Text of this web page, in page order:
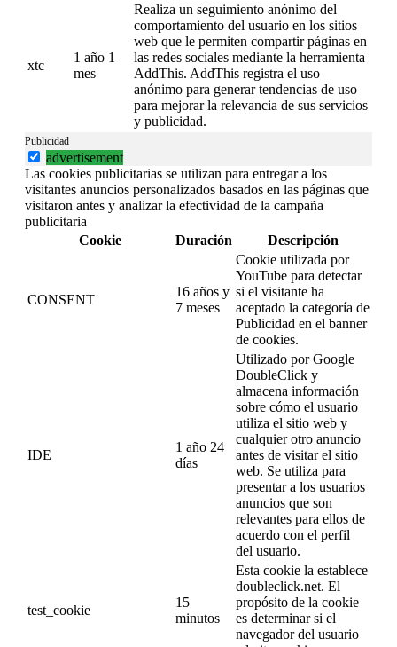
xtc
1 año 1
mes
Realiza un seguimiento anónimo del
comportamiento del usuario en los sitios
web que le permiten compartir páginas en
las redes sociales mediante la herramienta
AddThis. AddThis registra el uso
anónimo para generar tendencias de uso
para mejorar la relevancia de sus servicios
y publicidad.
Publicidad
advertisement
Las cookies publicitarias se utilizan para entregar a los
visitantes anuncios personalizados basados en las páginas que
visitaron antes y analizar la efectividad de la campaña
publicitaria
Cookie
Duración Descripción
CONSENT
16 años y
7 meses
Cookie utilizada por
YouTube para detectar
si el visitante ha
aceptado la categoría de
Publicidad en el banner
de cookies.
IDE
1 año 24
días
Utilizado por Google
DoubleClick y
almacena información
sobre cómo el usuario
utiliza el sitio web y
cualquier otro anuncio
antes de visitar el sitio
web. Se utiliza para
presentar a los usuarios
anuncios que son
relevantes para ellos de
acuerdo con el perfil
del usuario.
test_cookie
15
minutos
Esta cookie la establece
doubleclick.net. El
propósito de la cookie
es determinar si el
navegador del usuario